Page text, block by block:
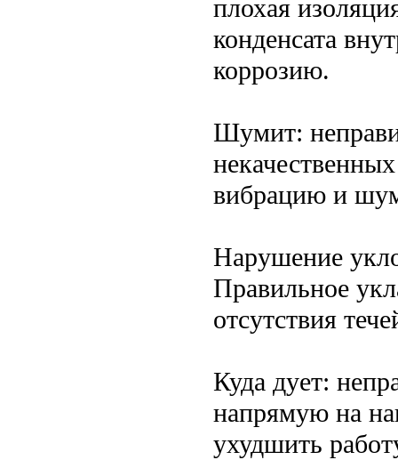
плохая
конденсата
коррозию.
Шумит:
вибрацию и
Нарушение
Правильное
отсутствия
Куда дует:
напрямую на
ухудшить